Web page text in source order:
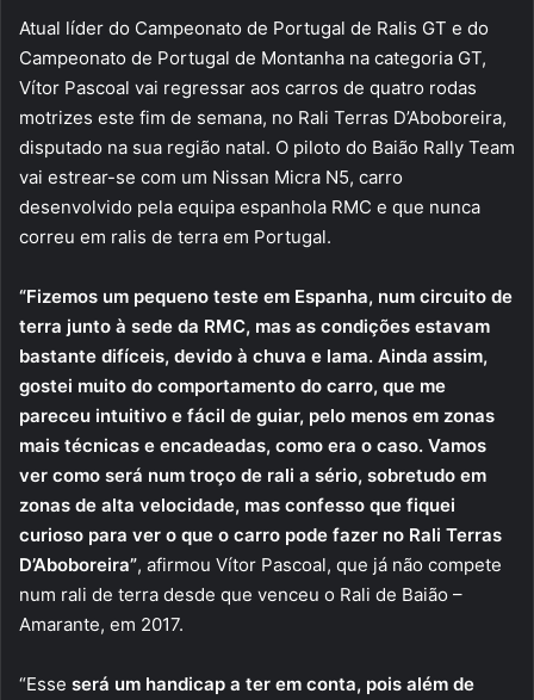
Atual líder do Campeonato de Portugal de Ralis GT e do
Campeonato de Portugal de Montanha na categoria GT,
Vítor Pascoal vai regressar aos carros de quatro rodas
motrizes este fim de semana, no Rali Terras D’Aboboreira,
disputado na sua região natal. O piloto do Baião Rally Team
vai estrear-se com um Nissan Micra N5, carro
desenvolvido pela equipa espanhola RMC e que nunca
correu em ralis de terra em Portugal.
“Fizemos um pequeno teste em Espanha, num circuito de
terra junto à sede da RMC, mas as condições estavam
bastante difíceis, devido à chuva e lama. Ainda assim,
gostei muito do comportamento do carro, que me
pareceu intuitivo e fácil de guiar, pelo menos em zonas
mais técnicas e encadeadas, como era o caso. Vamos
ver como será num troço de rali a sério, sobretudo em
zonas de alta velocidade, mas confesso que fiquei
curioso para ver o que o carro pode fazer no Rali Terras
D’Aboboreira”, afirmou Vítor Pascoal, que já não compete
num rali de terra desde que venceu o Rali de Baião –
Amarante, em 2017.
“Esse será um handicap a ter em conta, pois além de